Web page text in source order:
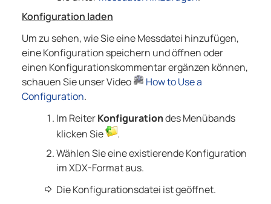
Konfiguration laden
Um zu sehen, wie Sie eine Messdatei hinzufügen,
eine Konfiguration speichern und öffnen oder
einen Konfigurationskommentar ergänzen können,
schauen Sie unser Video
How to Use a
Configuration.
Im ReiterKonfigurationdes Menübands
klicken Sie
.
Wählen Sie eine existierende Konfiguration
im XDX-Format aus.
Die Konfigurationsdatei ist geöffnet.